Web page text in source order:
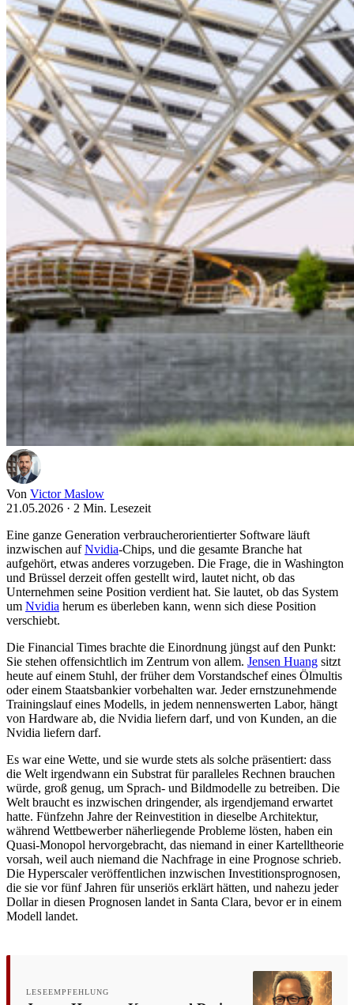
Von Victor Maslow
21.05.2026 · 2 Min. Lesezeit
Eine ganze Generation verbraucherorientierter Software läuft
inzwischen aufNvidia-Chips, und die gesamte Branche hat
aufgehört, etwas anderes vorzugeben. Die Frage, die in Washington
und Brüssel derzeit offen gestellt wird, lautet nicht, ob das
Unternehmen seine Position verdient hat. Sie lautet, ob das System
um Nvidia herum es überleben kann, wenn sich diese Position
verschiebt.
Die Financial Times brachte die Einordnung jüngst auf den Punkt:
Sie stehen offensichtlich im Zentrum von allem. Jensen Huang sitzt
heute auf einem Stuhl, der früher dem Vorstandschef eines Ölmultis
oder einem Staatsbankier vorbehalten war. Jeder ernstzunehmende
Trainingslauf eines Modells, in jedem nennenswerten Labor, hängt
von Hardware ab, die Nvidia liefern darf, und von Kunden, an die
Nvidia liefern darf.
Es war eine Wette, und sie wurde stets als solche präsentiert: dass
die Welt irgendwann ein Substrat für paralleles Rechnen brauchen
würde, groß genug, um Sprach- und Bildmodelle zu betreiben. Die
Welt braucht es inzwischen dringender, als irgendjemand erwartet
hatte. Fünfzehn Jahre der Reinvestition in dieselbe Architektur,
während Wettbewerber näherliegende Probleme lösten, haben ein
Quasi-Monopol hervorgebracht, das niemand in einer Kartelltheorie
vorsah, weil auch niemand die Nachfrage in eine Prognose schrieb.
Die Hyperscaler veröffentlichen inzwischen Investitionsprognosen,
die sie vor fünf Jahren für unseriös erklärt hätten, und nahezu jeder
Dollar in diesen Prognosen landet in Santa Clara, bevor er in einem
Modell landet.
LESEEMPFEHLUNG